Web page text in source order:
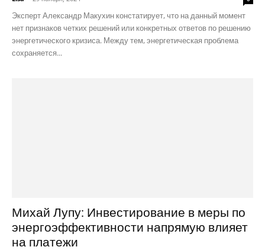
Эксперт Александр Макухин констатирует, что на данный момент
нет признаков четких решений или конкретных ответов по решению
энергетического кризиса. Между тем, энергетическая проблема
сохраняется...
Михай Лупу: Инвестирование в меры по
энергоэффективности напрямую влияет
на платежи